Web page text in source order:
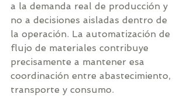
a la demanda real de producción y
no a decisiones aisladas dentro de
la operación. La automatización de
flujo de materiales contribuye
precisamente a mantener esa
coordinación entre abastecimiento,
transporte y consumo.